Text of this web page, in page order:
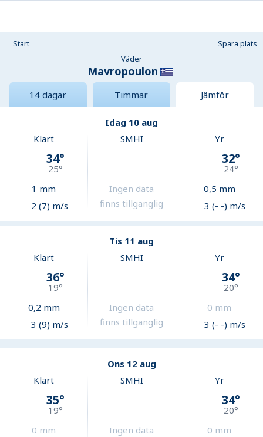
Start
Spara plats
Väder
Mavropoulon
14 dagar Timmar Jämför
Idag 10 aug
Klart
34°
25°
1 mm
2 (7) m/s
SMHI
Ingen data
finns tillgänglig
Yr
32°
24°
0,5 mm
3 (- -) m/s
Tis 11 aug
Klart
36°
19°
0,2 mm
3 (9) m/s
SMHI
Ingen data
finns tillgänglig
Yr
34°
20°
0 mm
3 (- -) m/s
Ons 12 aug
Klart
35°
19°
0 mm
SMHI
Ingen data
Yr
34°
20°
0 mm